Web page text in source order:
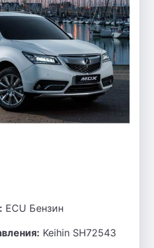
ECU Бензин
Keihin SH72543